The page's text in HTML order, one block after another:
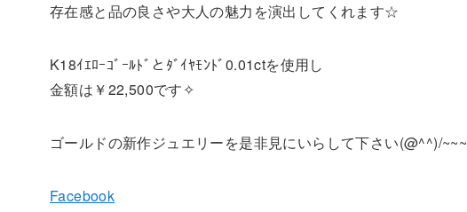
存在感と品の良さや大人の魅力を演出してくれます☆
K18ｲｴﾛｰｺﾞｰﾙﾄﾞとﾀﾞｲﾔﾓﾝﾄﾞ0.01ctを使用し
金額は￥22,500です✧
ゴールドの新作ジュエリーを是非見にいらして下さい(@^^)/~~~
Facebook